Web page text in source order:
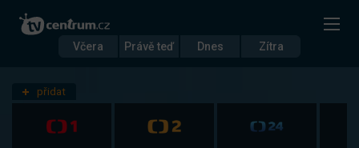
Včera Právě teď Dnes Zítra
Nastavení stanic
přidat